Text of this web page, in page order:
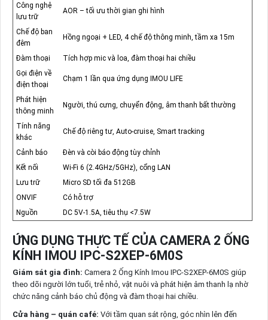
Công nghệ
lưu trữ
AOR – tối ưu thời gian ghi hình
Chế độ ban
đêm
Hồng ngoại + LED, 4 chế độ thông minh, tầm xa 15m
Đàm thoại
Tích hợp mic và loa, đàm thoại hai chiều
Gọi điện về
điện thoại
Chạm 1 lần qua ứng dụng IMOU LIFE
Phát hiện
thông minh
Người, thú cưng, chuyển động, âm thanh bất thường
Tính năng
khác
Chế độ riêng tư, Auto-cruise, Smart tracking
Cảnh báo
Đèn và còi báo động tùy chỉnh
Kết nối
Wi-Fi 6 (2.4GHz/5GHz), cổng LAN
Lưu trữ
Micro SD tối đa 512GB
ONVIF
Có hỗ trợ
Nguồn
DC 5V-1.5A, tiêu thụ <7.5W
ỨNG DỤNG THỰC TẾ CỦA CAMERA 2 ỐNG
KÍNH IMOU IPC-S2XEP-6M0S
Giám sát gia đình: Camera 2 Ống Kính Imou IPC-S2XEP-6M0S giúp
theo dõi người lớn tuổi, trẻ nhỏ, vật nuôi và phát hiện âm thanh lạ nhờ
chức năng cảnh báo chủ động và đàm thoại hai chiều.
Cửa hàng – quán café: Với tầm quan sát rộng, góc nhìn lên đến